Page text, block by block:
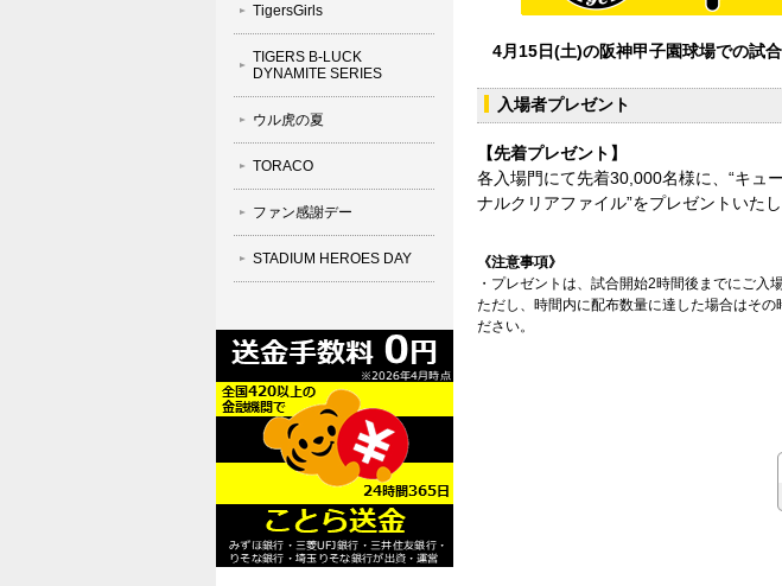
TigersGirls
TIGERS B-LUCK
DYNAMITE SERIES
ウル虎の夏
TORACO
ファン感謝デー
STADIUM HEROES DAY
4月15日(土)の阪神甲子園球場での試
入場者プレゼント
【先着プレゼント】
各入場門にて先着30,000名様に、“キュ
ナルクリアファイル”をプレゼントいたし
《注意事項》
・プレゼントは、試合開始2時間後までにご入
ただし、時間内に配布数量に達した場合はその
ださい。